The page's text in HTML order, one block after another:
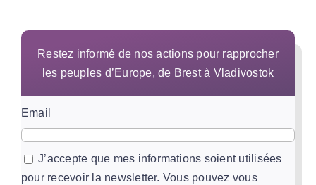
Restez informé de nos actions pour rapprocher
les peuples d’Europe, de Brest à Vladivostok
Email
J’accepte que mes informations soient utilisées
pour recevoir la newsletter. Vous pouvez vous